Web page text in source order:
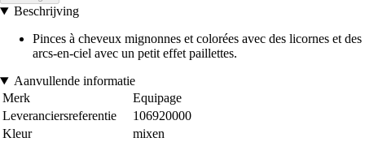
Beschrijving
Pinces à cheveux mignonnes et colorées avec des licornes et des
arcs-en-ciel avec un petit effet paillettes.
Aanvullende informatie
Merk
Equipage
Leveranciersreferentie
106920000
Kleur
mixen